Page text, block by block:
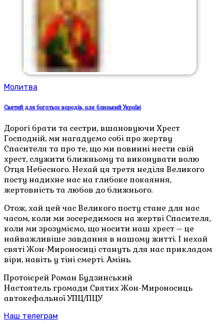
Молитва
Святий для багатьох народів, але близький Україні
Дорогі брати та сестри, вшановуючи Хрест
Господній, ми нагадуємо собі про жертву
Спасителя та про те, що ми повинні нести свій
хрест, служити ближньому та виконувати волю
Отця Небесного. Нехай ця третя неділя Великого
посту надихне нас на глибоке покаяння,
жертовність та любов до ближнього.
Отож, хай цей час Великого посту стане для нас
часом, коли ми зосередимося на жертві Спасителя,
коли ми зрозуміємо, що носити наш хрест – це
найважливіше завдання в нашому житті. І нехай
святі Жон-Мироносиці стануть для нас прикладом
віри, навіть у тіні смерті. Амінь.
Протоієрей Роман Будзинський
Настоятель громади Святих Жон-Мироносиць
автокефальної УПЦ/ПЦУ
Наш телеграм